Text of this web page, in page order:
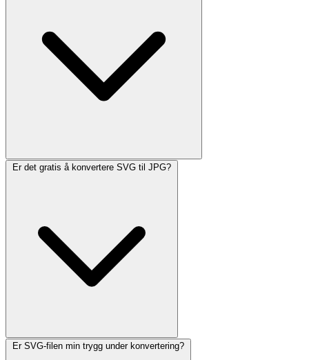
Er det gratis å konvertere SVG til JPG?
Er SVG-filen min trygg under konvertering?